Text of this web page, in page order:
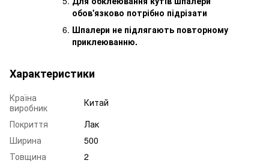
обов'язково потрібно підрізати
Шпалери не підлягають повторному
приклеюванню.
Характеристики
Країна
виробник
Китай
Покриття
Лак
Ширина
500
Товщина
2